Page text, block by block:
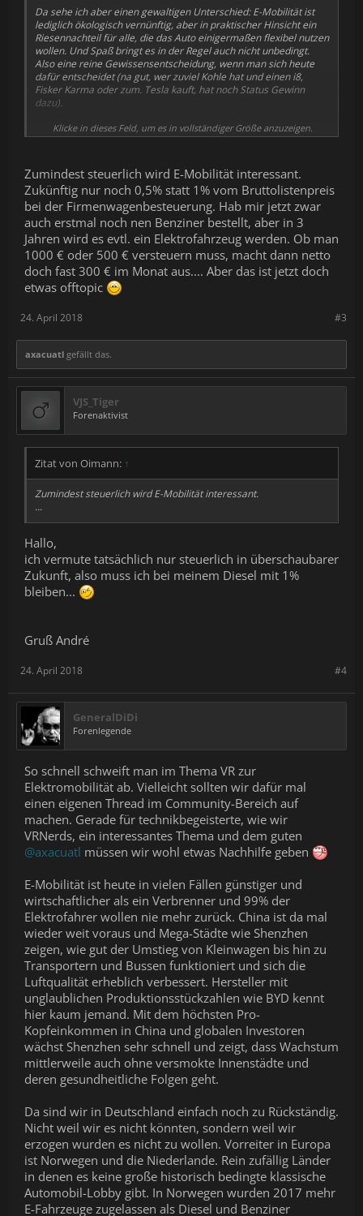
Da sehe ich aber einen gewaltigen Unterschied: E-Mobilität ist
lediglich ökologisch vernünftig, aber in praktischer Hinsicht ein
Riesennachteil für alle, die das Auto einigermaßen flexibel nutzen
wollen. Und Spaß bringt es in der Regel auch nicht unbedingt.
Also eine reine Gewissensentscheidung, wenn man sich heute
dafür entscheidet (na gut, wer zuviel Kohle hat und einen i8,
Fisker Karma oder zum. Tesla kauft, hat noch Status Gewinn
dazu).
VR macht mir jedenfalls einfach mehr Spaß als es Flatgames im
Vergleich können.
1:0 für VR, Spiel beendet.
Soweit jedenfalls die Theorie. Die Realität ziert sich noch...
Klicke in dieses Feld, um es in vollständiger Größe anzuzeigen.
Zumindest steuerlich wird E-Mobilität interessant.
Zukünftig nur noch 0,5% statt 1% vom Bruttolistenpreis
bei der Firmenwagenbesteuerung. Hab mir jetzt zwar
auch erstmal noch nen Benziner bestellt, aber in 3
Jahren wird es evtl. ein Elektrofahrzeug werden. Ob man
1000 € oder 500 € versteuern muss, macht dann netto
doch fast 300 € im Monat aus.... Aber das ist jetzt doch
etwas offtopic
#3
24. April 2018
axacuatl gefällt das.
VJS_Tiger
Forenaktivist
Zitat von Oimann: ↑
Zumindest steuerlich wird E-Mobilität interessant.
...
Hallo,
ich vermute tatsächlich nur steuerlich in überschaubarer
Zukunft, also muss ich bei meinem Diesel mit 1%
bleiben...
Gruß André
#4
24. April 2018
GeneralDiDi
Forenlegende
So schnell schweift man im Thema VR zur
Elektromobilität ab. Vielleicht sollten wir dafür mal
einen eigenen Thread im Community-Bereich auf
machen. Gerade für technikbegeisterte, wie wir
VRNerds, ein interessantes Thema und dem guten
@axacuatl müssen wir wohl etwas Nachhilfe geben
E-Mobilität ist heute in vielen Fällen günstiger und
wirtschaftlicher als ein Verbrenner und 99% der
Elektrofahrer wollen nie mehr zurück. China ist da mal
wieder weit voraus und Mega-Städte wie Shenzhen
zeigen, wie gut der Umstieg von Kleinwagen bis hin zu
Transportern und Bussen funktioniert und sich die
Luftqualität erheblich verbessert. Hersteller mit
unglaublichen Produktionsstückzahlen wie BYD kennt
hier kaum jemand. Mit dem höchsten Pro-
Kopfeinkommen in China und globalen Investoren
wächst Shenzhen sehr schnell und zeigt, dass Wachstum
mittlerweile auch ohne versmokte Innenstädte und
deren gesundheitliche Folgen geht.
Da sind wir in Deutschland einfach noch zu Rückständig.
Nicht weil wir es nicht könnten, sondern weil wir
erzogen wurden es nicht zu wollen. Vorreiter in Europa
ist Norwegen und die Niederlande. Rein zufällig Länder
in denen es keine große historisch bedingte klassische
Automobil-Lobby gibt. In Norwegen wurden 2017 mehr
E-Fahrzeuge zugelassen als Diesel und Benziner